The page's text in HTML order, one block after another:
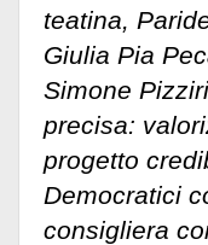
teatina,
Giulia Pia
Simone
precisa:
progetto
Democratici
consigliera